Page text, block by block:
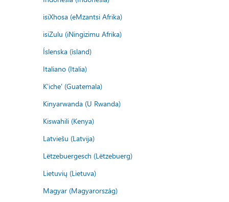
isiXhosa (eMzantsi Afrika)
isiZulu (iNingizimu Afrika)
Íslenska (ísland)
Italiano (Italia)
K'iche' (Guatemala)
Kinyarwanda (U Rwanda)
Kiswahili (Kenya)
Latviešu (Latvija)
Lëtzebuergesch (Lëtzebuerg)
Lietuvių (Lietuva)
Magyar (Magyarország)